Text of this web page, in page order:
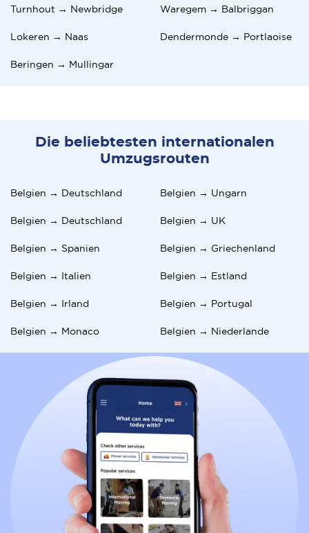
Turnhout → Newbridge Waregem → Balbriggan
Lokeren → Naas Dendermonde → Portlaoise
Beringen → Mullingar
Die beliebtesten internationalen
Umzugsrouten
Belgien → Deutschland Belgien → Ungarn
Belgien → Deutschland Belgien → UK
Belgien → Spanien Belgien → Griechenland
Belgien → Italien Belgien → Estland
Belgien → Irland Belgien → Portugal
Belgien → Monaco Belgien → Niederlande